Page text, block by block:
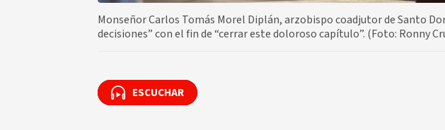
Monseñor Carlos Tomás Morel Diplán, arzobispo coadjutor de Santo
decisiones” con el fin de “cerrar este doloroso capítulo”. (Foto: Ronny
ESCUCHAR
ESCUCHAR